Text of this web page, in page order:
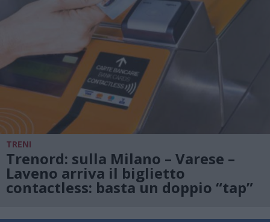
TRENI
Trenord: sulla Milano – Varese –
Laveno arriva il biglietto
contactless: basta un doppio “tap”